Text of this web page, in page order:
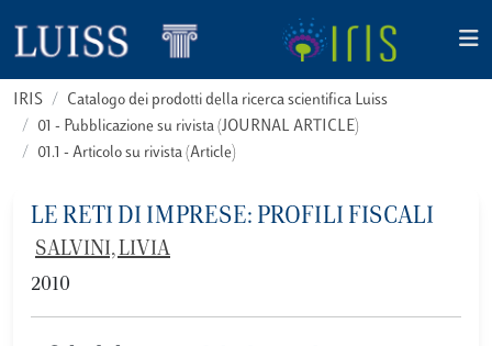
IRIS
Catalogo dei prodotti della ricerca scientifica Luiss
01 - Pubblicazione su rivista (JOURNAL ARTICLE)
01.1 - Articolo su rivista (Article)
LE RETI DI IMPRESE: PROFILI FISCALI
SALVINI, LIVIA
2010